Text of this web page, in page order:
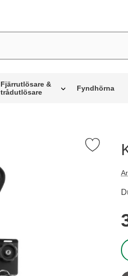
Fjärrutlösare &
trådutlösare
Fyndhörna
Markera kamerarem, rapid dubbel,